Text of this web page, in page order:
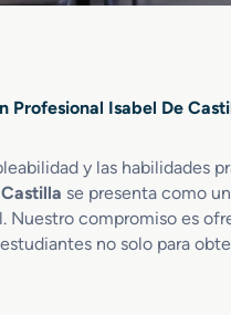
Profesional Isabel De
y las habilidades
se presenta como
Nuestro compromiso es
no solo para